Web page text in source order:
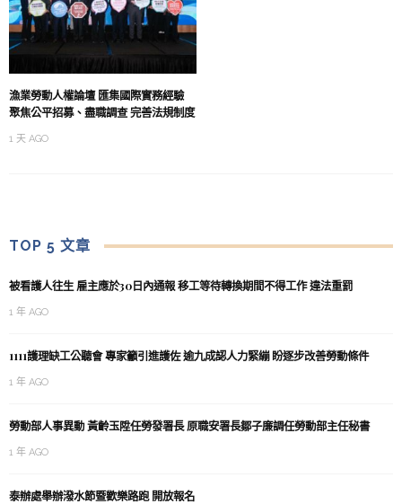
漁業勞動人權論壇 匯集國際實務經驗
聚焦公平招募、盡職調查 完善法規制度
1 天 AGO
TOP 5 文章
被看護人往生 雇主應於30日內通報 移工等待轉換期間不得工作 違法重罰
1 年 AGO
1111護理缺工公聽會 專家籲引進護佐 逾九成認人力緊繃 盼逐步改善勞動條件
1 年 AGO
勞動部人事異動 黃齡玉陞任勞發署長 原職安署長鄒子廉調任勞動部主任秘書
1 年 AGO
泰辦處舉辦潑水節暨歡樂路跑 開放報名